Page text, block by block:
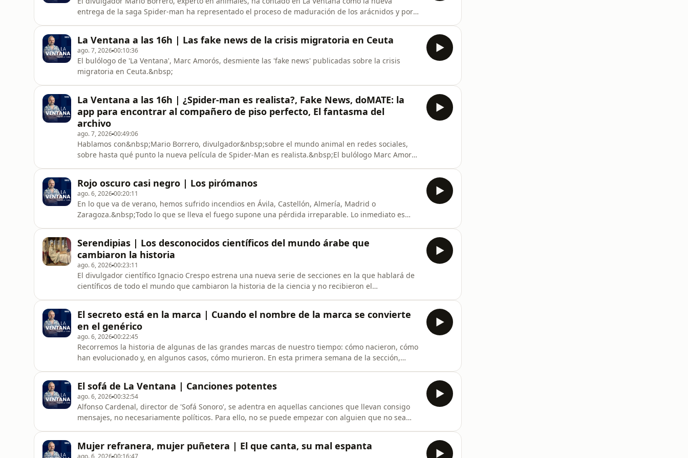
entrega de la saga Spider-man ha representado el proceso de maduración de los arácnidos y por
La Ventana a las 16h | Las fake news de la crisis migratoria en Ceuta
ago. 7, 202600:10:36
El bulólogo de 'La Ventana', Marc Amorós, desmiente las 'fake news' publicadas sobre la crisis
migratoria en Ceuta.&nbsp;
La Ventana a las 16h | ¿Spider-man es realista?, Fake News, doMATE: la
app para encontrar al compañero de piso perfecto, El fantasma del
archivo
ago. 7, 202600:49:06
Hablamos con&nbsp;Mario Borrero, divulgador&nbsp;sobre el mundo animal en redes sociales,
sobre hasta qué punto la nueva película de Spider-Man es realista.&nbsp;El bulólogo Marc Amorós
piso. Silvia Muelas bucea en
Rojo oscuro casi negro | Los pirómanos
ago. 6, 202600:20:11
En lo que va de verano, hemos sufrido incendios en Ávila, Castellón, Almería, Madrid o
Zaragoza.&nbsp;Todo lo que se lleva el fuego supone una pérdida irreparable. Lo inmediato es
perfil del pirómano. Este j
Serendipias | Los desconocidos científicos del mundo árabe que
cambiaron la historia
ago. 6, 202600:23:11
El divulgador científico Ignacio Crespo estrena una nueva serie de secciones en la que hablará de
científicos de todo el mundo que cambiaron la historia de la ciencia y no recibieron el
El secreto está en la marca | Cuando el nombre de la marca se convierte
en el genérico
ago. 6, 202600:22:45
Recorremos la historia de algunas de las grandes marcas de nuestro tiempo: cómo nacieron, cómo
han evolucionado y, en algunos casos, cómo murieron. En esta primera semana de la sección,
El sofá de La Ventana | Canciones potentes
ago. 6, 202600:32:54
Alfonso Cardenal, director de 'Sofá Sonoro', se adentra en aquellas canciones que llevan consigo
mensajes, no necesariamente políticos. Para ello, no se puede empezar con alguien que no sea
Mujer refranera, mujer puñetera | El que canta, su mal espanta
ago. 6, 202600:16:47